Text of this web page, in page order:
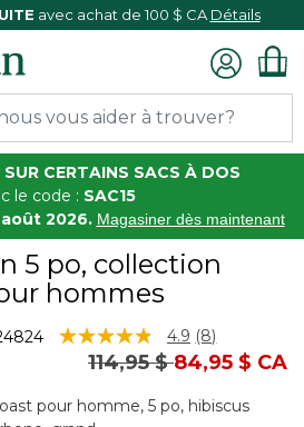
avec achat de 100 $ CA Détails
SUR CERTAINS SACS À DOS
le code : SAC15
2026. Magasiner dès maintenant
5 po, collection
hommes
5 sur 5 Évaluation des clients
4.9 Lire
les
8
Lien
(8)
Prix réduit de
114,95 $à
84,95 $ CA